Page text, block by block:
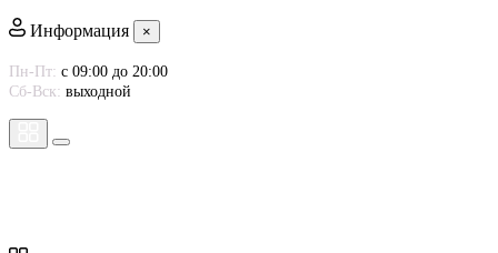
Информация ×
Пн-Пт: с 09:00 до 20:00
Сб-Вск: выходной